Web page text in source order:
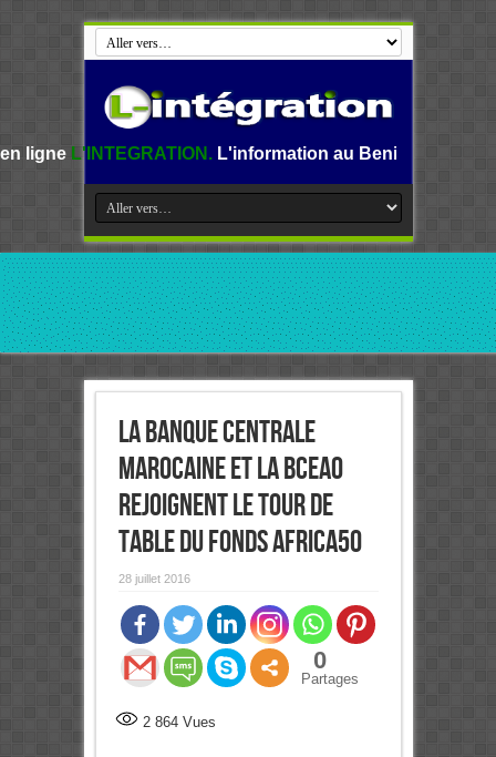
L'information au Benin, en Afrique et dans le
La Banque centrale
marocaine et la BCEAO
rejoignent le tour de
table du fonds Africa50
28 juillet 2016
0
Partages
2 864Vues